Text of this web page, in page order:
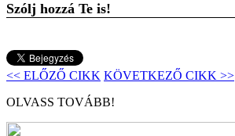
Szólj hozzá Te is!
<< ELŐZŐ CIKK KÖVETKEZŐ CIKK >>
OLVASS TOVÁBB!